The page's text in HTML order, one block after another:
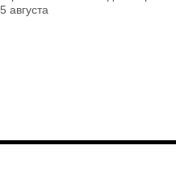
августа